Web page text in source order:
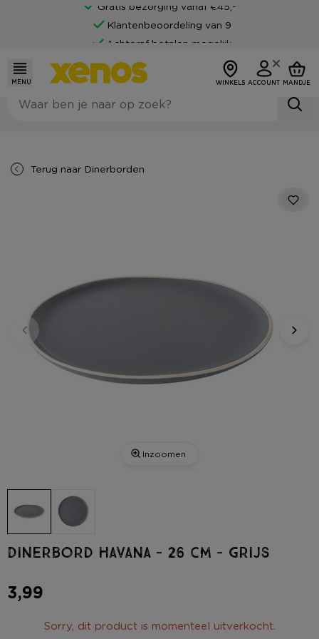
Gratis bezorging vanaf €45,-*
Klantenbeoordeling van 9
Achteraf betalen mogelijk
MENU WINKELS ACCOUNT MANDJE
Terug naar Dinerborden
Inzoomen
Dinerbord Havana - 26 cm - grijs
3,99
Sorry, dit product is momenteel uitverkocht.